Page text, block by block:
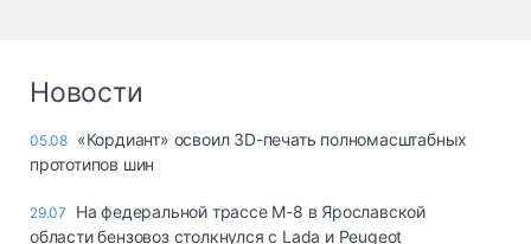
Новости
05.08 «Кордиант» освоил 3D-печать полномасштабных
прототипов шин
29.07
На федеральной трассе М-8 в Ярославской
области бензовоз столкнулся с Lada и Peugeot